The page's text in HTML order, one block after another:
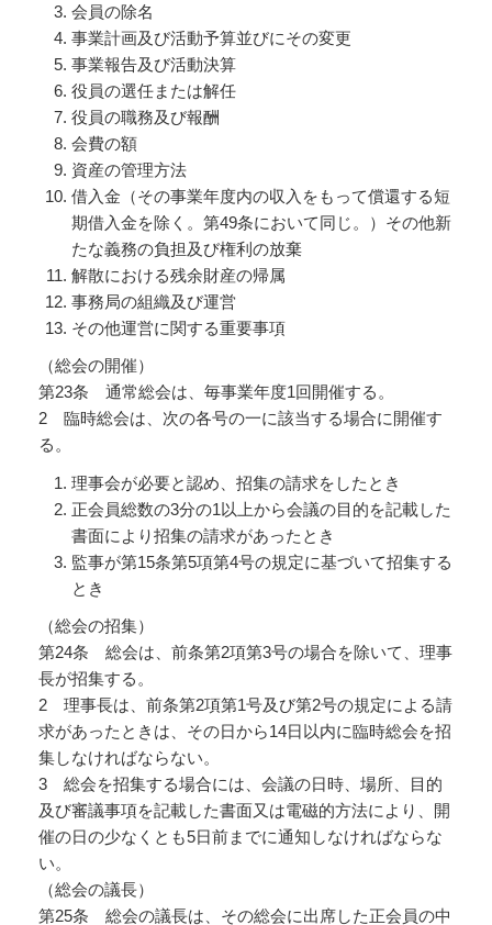
会員の除名
事業計画及び活動予算並びにその変更
事業報告及び活動決算
役員の選任または解任
役員の職務及び報酬
会費の額
資産の管理方法
借入金（その事業年度内の収入をもって償還する短
期借入金を除く。第49条において同じ。）その他新
たな義務の負担及び権利の放棄
解散における残余財産の帰属
事務局の組織及び運営
その他運営に関する重要事項
（総会の開催）
第23条 通常総会は、毎事業年度1回開催する。
2 臨時総会は、次の各号の一に該当する場合に開催す
る。
理事会が必要と認め、招集の請求をしたとき
正会員総数の3分の1以上から会議の目的を記載した
書面により招集の請求があったとき
監事が第15条第5項第4号の規定に基づいて招集する
とき
（総会の招集）
第24条 総会は、前条第2項第3号の場合を除いて、理事
長が招集する。
2 理事長は、前条第2項第1号及び第2号の規定による請
求があったときは、その日から14日以内に臨時総会を招
集しなければならない。
3 総会を招集する場合には、会議の日時、場所、目的
及び審議事項を記載した書面又は電磁的方法により、開
催の日の少なくとも5日前までに通知しなければならな
い。
（総会の議長）
第25条 総会の議長は、その総会に出席した正会員の中